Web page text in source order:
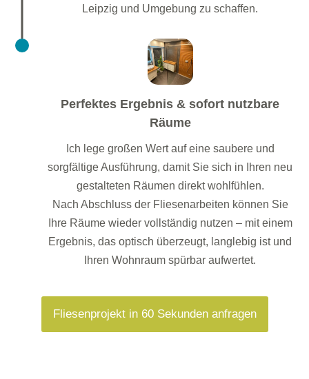
Leipzig und Umgebung zu schaffen.
Perfektes Ergebnis & sofort nutzbare
Räume
Ich lege großen Wert auf eine saubere und
sorgfältige Ausführung, damit Sie sich in Ihren neu
gestalteten Räumen direkt wohlfühlen.
Nach Abschluss der Fliesenarbeiten können Sie
Ihre Räume wieder vollständig nutzen – mit einem
Ergebnis, das optisch überzeugt, langlebig ist und
Ihren Wohnraum spürbar aufwertet.
Fliesenprojekt in 60 Sekunden anfragen